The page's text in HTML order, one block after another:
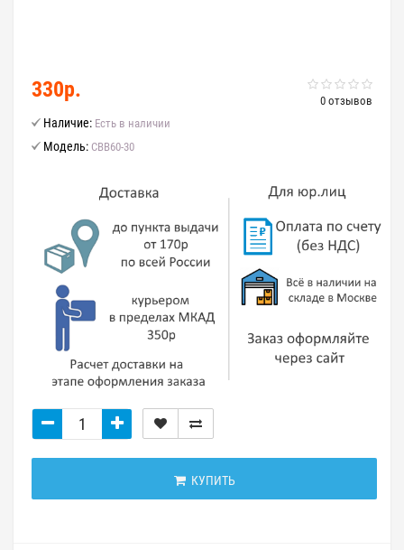
0 отзывов
330р.
Наличие: Есть в наличии
Модель: CBB60-30
КУПИТЬ